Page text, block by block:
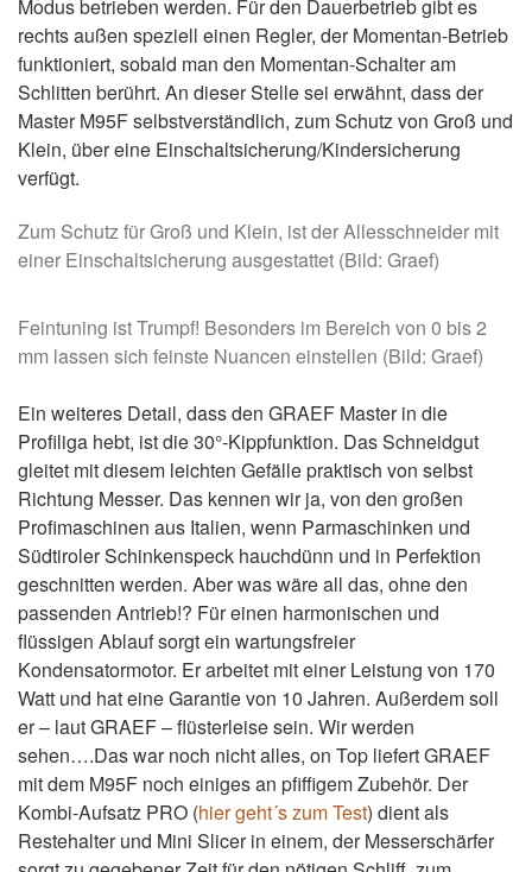
Modus betrieben werden. Für den Dauerbetrieb gibt es
rechts außen speziell einen Regler, der Momentan-Betrieb
funktioniert, sobald man den Momentan-Schalter am
Schlitten berührt. An dieser Stelle sei erwähnt, dass der
Master M95F selbstverständlich, zum Schutz von Groß und
Klein, über eine Einschaltsicherung/Kindersicherung
verfügt.
Zum Schutz für Groß und Klein, ist der Allesschneider mit
einer Einschaltsicherung ausgestattet (Bild: Graef)
Feintuning ist Trumpf! Besonders im Bereich von 0 bis 2
mm lassen sich feinste Nuancen einstellen (Bild: Graef)
Ein weiteres Detail, dass den GRAEF Master in die
Profiliga hebt, ist die 30°-Kippfunktion. Das Schneidgut
gleitet mit diesem leichten Gefälle praktisch von selbst
Richtung Messer. Das kennen wir ja, von den großen
Profimaschinen aus Italien, wenn Parmaschinken und
Südtiroler Schinkenspeck hauchdünn und in Perfektion
geschnitten werden. Aber was wäre all das, ohne den
passenden Antrieb!? Für einen harmonischen und
flüssigen Ablauf sorgt ein wartungsfreier
Kondensatormotor. Er arbeitet mit einer Leistung von 170
Watt und hat eine Garantie von 10 Jahren. Außerdem soll
er – laut GRAEF – flüsterleise sein. Wir werden
sehen….Das war noch nicht alles, on Top liefert GRAEF
mit dem M95F noch einiges an pfiffigem Zubehör. Der
Kombi-Aufsatz PRO (hier geht´s zum Test) dient als
Restehalter und Mini Slicer in einem, der Messerschärfer